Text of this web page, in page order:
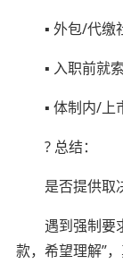
▪️ 外包/代缴社
▪️ 入职前就索
▪️ 体制内/上
? 总结：
是否提供取决
遇到强制要求
款，希望理解”